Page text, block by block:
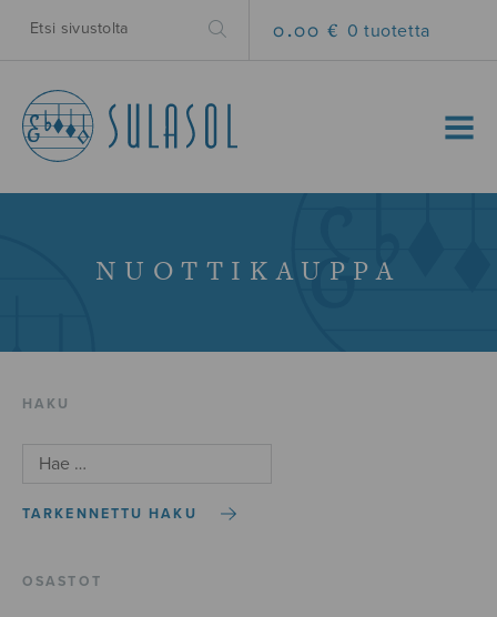
0.00 € 0 tuotetta
MENU
NUOTTIKAUPPA
HAKU
TARKENNETTU HAKU
OSASTOT